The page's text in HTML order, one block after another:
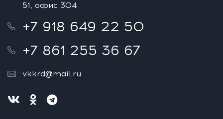
51, офис 304
+7 918 649 22 50
+7 861 255 36 67
vkkrd@mail.ru